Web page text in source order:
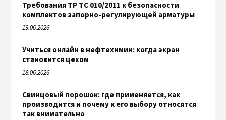
Требования ТР ТС 010/2011 к безопасности
комплектов запорно-регулирующей арматуры
19.06.2026
Учиться онлайн в нефтехимии: когда экран
становится цехом
18.06.2026
Свинцовый порошок: где применяется, как
производится и почему к его выбору относятся
так внимательно